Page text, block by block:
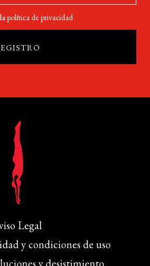
política de privacidad
Legal
y condiciones de uso